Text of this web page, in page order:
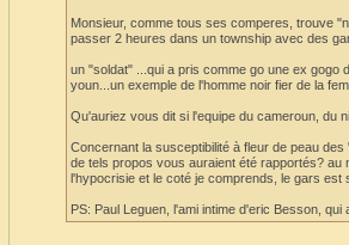
Monsieur, comme tous ses comperes, trouve
passer 2 heures dans un township avec des
un "soldat" ...qui a pris comme go une ex
youn...un exemple de l'homme noir fier de la
Qu'auriez vous dit si l'equipe du cameroun, du
Concernant la susceptibilité à fleur de peau
de tels propos vous auraient été rapportés?
l'hypocrisie et le coté je comprends, le gars est
PS: Paul Leguen, l'ami intime d'eric Besson,